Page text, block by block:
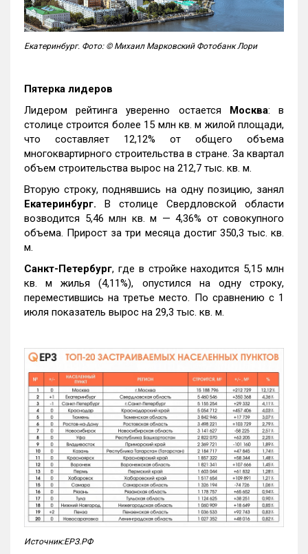
Екатеринбург. Фото: © Михаил Марковский Фотобанк Лори
Пятерка лидеров
Лидером рейтинга уверенно остается
Москва: в
столице строится более 15 млн кв. м жилой площади,
что составляет 12,12% от общего объема
многоквартирного строительства в стране. За квартал
объем строительства вырос на 212,7 тыс. кв. м.
Вторую строку, поднявшись на одну позицию, занял
Екатеринбург.
В столице Свердловской области
возводится 5,46 млн кв. м — 4,36% от совокупного
объема. Прирост за три месяца достиг 350,3 тыс. кв.
м.
Санкт-Петербург, где в стройке находится 5,15 млн
кв. м жилья (4,11%), опустился на одну строку,
переместившись на третье место. По сравнению с 1
июля показатель вырос на 29,3 тыс. кв. м.
Источник:ЕРЗ.РФ